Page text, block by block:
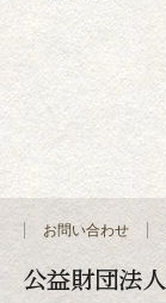
お問い合わせ